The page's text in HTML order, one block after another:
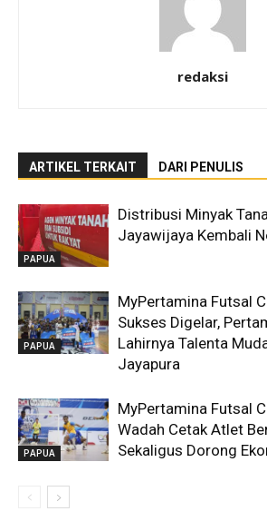
redaksi
ARTIKEL TERKAIT DARI PENULIS
PAPUA
Distribusi Minyak
Jayawijaya Kembali
PAPUA
MyPertamina Futsal
Sukses Digelar,
Lahirnya Talenta
Jayapura
PAPUA
MyPertamina Futsal
Wadah Cetak Atlet
Sekaligus Dorong